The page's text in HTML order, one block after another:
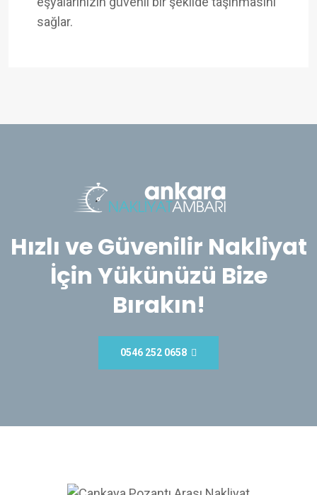
sağlar.
Hızlı ve Güvenilir Nakliyat
İçin Yükünüzü Bize
Bırakın!
0546 252 0658